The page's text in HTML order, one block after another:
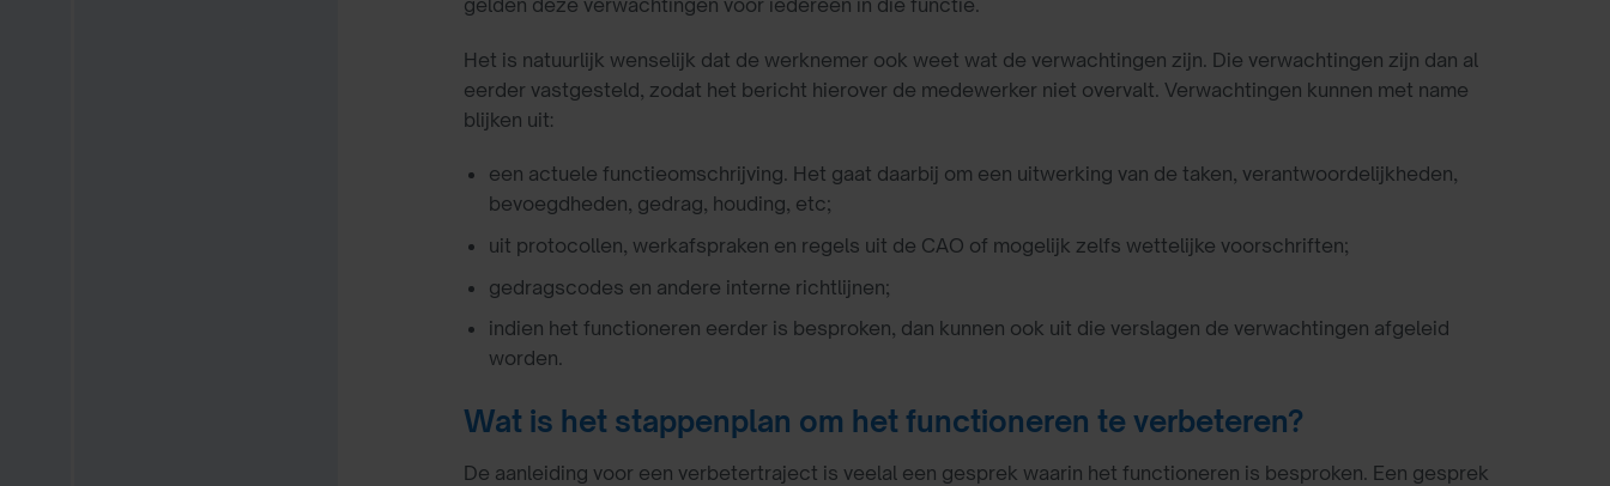
Het is natuurlijk wenselijk dat de werknemer ook weet wat de verwachtingen zijn. Die verwachtingen zijn dan al
eerder vastgesteld, zodat het bericht hierover de medewerker niet overvalt. Verwachtingen kunnen met name
blijken uit:
een actuele functieomschrijving. Het gaat daarbij om een uitwerking van de taken, verantwoordelijkheden,
bevoegdheden, gedrag, houding, etc;
uit protocollen, werkafspraken en regels uit de CAO of mogelijk zelfs wettelijke voorschriften;
gedragscodes en andere interne richtlijnen;
indien het functioneren eerder is besproken, dan kunnen ook uit die verslagen de verwachtingen afgeleid
worden.
Wat is het stappenplan om het functioneren te verbeteren?
De aanleiding voor een verbetertraject is veelal een gesprek waarin het functioneren is besproken. Een gesprek